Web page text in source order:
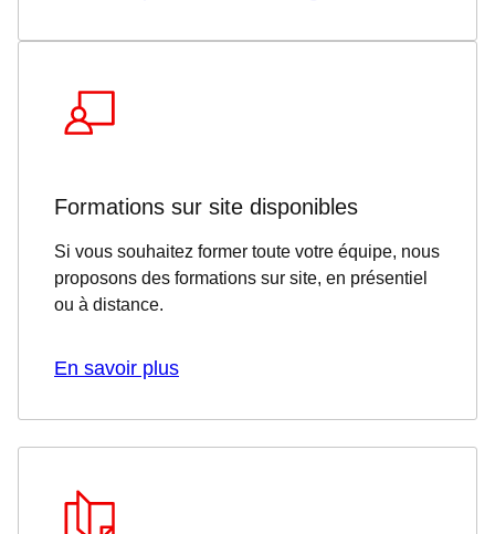
Formations sur site disponibles
Si vous souhaitez former toute votre équipe, nous
proposons des formations sur site, en présentiel
ou à distance.
En savoir plus